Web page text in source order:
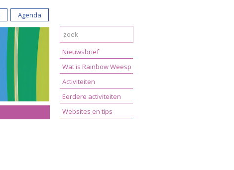
Agenda
Nieuwsbrief
Wat is Rainbow Weesp
Activiteiten
Eerdere activiteiten
Websites en tips